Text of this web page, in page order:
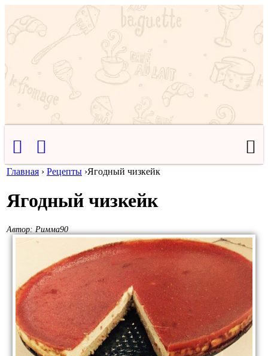
Главная › Рецепты ›​Ягодный чизкейк
​Ягодный чизкейк
Автор: Римма90